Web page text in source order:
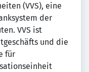
(VVS), eine
der
VVS ist
und die
für